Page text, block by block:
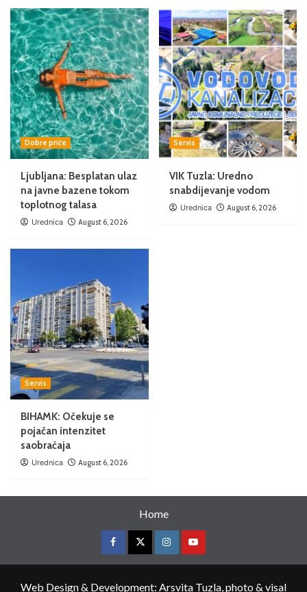
Dobre priče
Ljubljana: Besplatan ulaz
na javne bazene tokom
toplotnog talasa
Urednica August 6, 2026
Servis
VIK Tuzla: Uredno
snabdijevanje vodom
Urednica August 6, 2026
Servis
BIHAMK: Očekuje se
pojačan intenzitet
saobraćaja
Urednica August 6, 2026
Home
Web Design & Development: Arsvita Tuzla, photo & visal